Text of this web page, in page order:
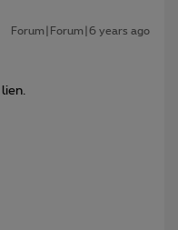
Forum|Forum|6 years ago